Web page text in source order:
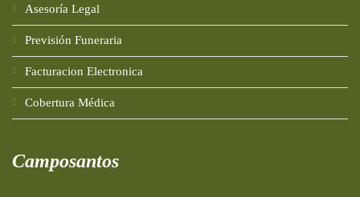
Asesoría Legal
Previsión Funeraria
Facturacion Electronica
Cobertura Médica
Camposantos